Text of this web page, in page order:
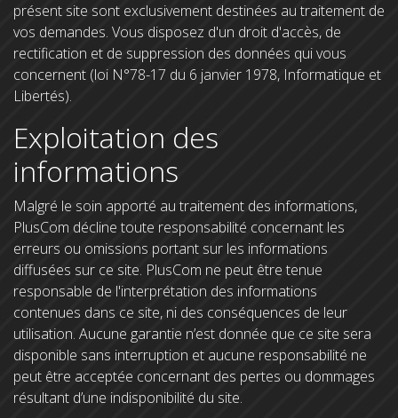
présent site sont exclusivement destinées au traitement de
vos demandes. Vous disposez d'un droit d'accès, de
rectification et de suppression des données qui vous
concernent (loi N°78-17 du 6 janvier 1978, Informatique et
Libertés).
Exploitation des
informations
Malgré le soin apporté au traitement des informations,
PlusCom décline toute responsabilité concernant les
erreurs ou omissions portant sur les informations
diffusées sur ce site. PlusCom ne peut être tenue
responsable de l'interprétation des informations
contenues dans ce site, ni des conséquences de leur
utilisation. Aucune garantie n’est donnée que ce site sera
disponible sans interruption et aucune responsabilité ne
peut être acceptée concernant des pertes ou dommages
résultant d’une indisponibilité du site.